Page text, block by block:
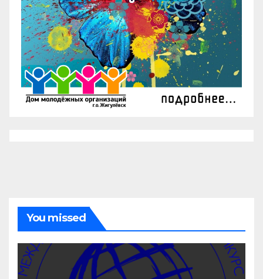
You missed